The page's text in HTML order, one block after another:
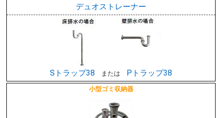
デュオストレーナー
Sトラップ38 または Pトラップ38
小型ゴミ収納器